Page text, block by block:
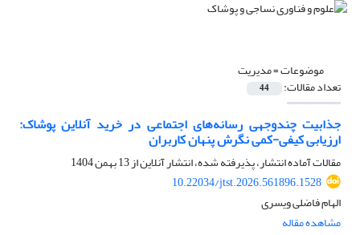
موضوعات =مدیریت
تعداد مقالات: 44
جذابیت چندوجهی رسانه‌های اجتماعی در خرید آنلاین پوشاک:
ارزیابی کیفی-کمی نگرش‌ پنهان کاربران
مقالات آماده انتشار، پذیرفته شده، انتشار آنلاین از13 بهمن 1404
10.22034/jtst.2026.561896.1528
الهام فاضلی ویسری
مشاهده مقاله